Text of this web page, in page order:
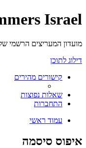
Israel
מועדון המעריצים הרשמי
דילוג לתוכן
קישורים מהירים
שאלות נפוצות
התחברות
עמוד ראשי
איפוס סיסמה